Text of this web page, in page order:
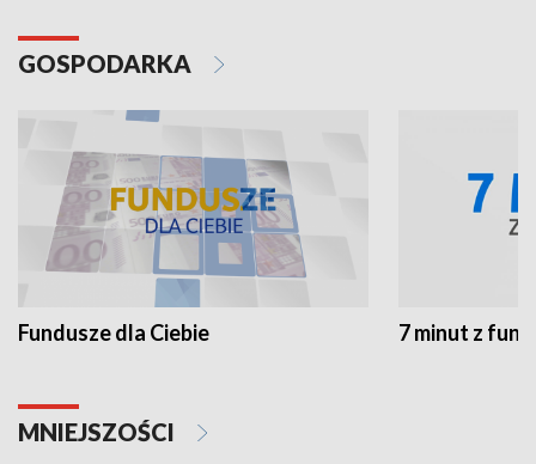
GOSPODARKA
Fundusze dla Ciebie 7 minut z
MNIEJSZOŚCI